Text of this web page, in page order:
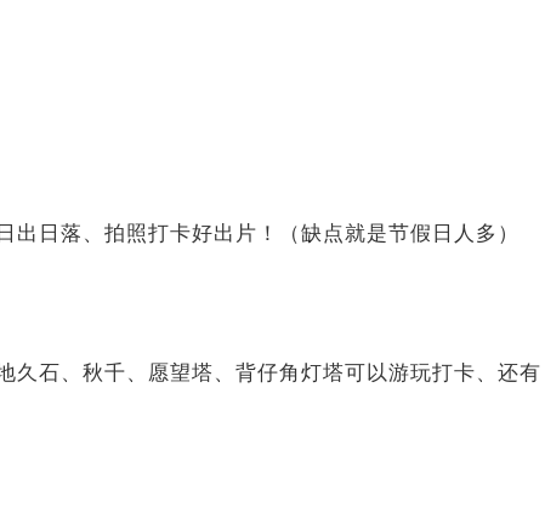
日落、拍照打卡好出片！（缺点就是节假日人多）
久石、秋千、愿望塔、背仔角灯塔可以游玩打卡、还有